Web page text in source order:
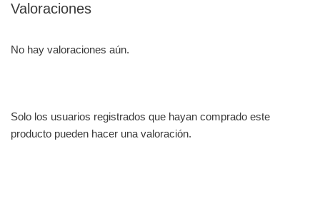
Valoraciones
No hay valoraciones aún.
Solo los usuarios registrados que hayan comprado este
producto pueden hacer una valoración.